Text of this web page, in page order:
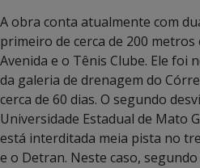
A obra conta atualmente com
primeiro de cerca de 200
Avenida e o Tênis Clube. Ele foi
da galeria de drenagem do
cerca de 60 dias. O segundo
Universidade Estadual de Mato
está interditada meia pista no
e o Detran. Neste caso,